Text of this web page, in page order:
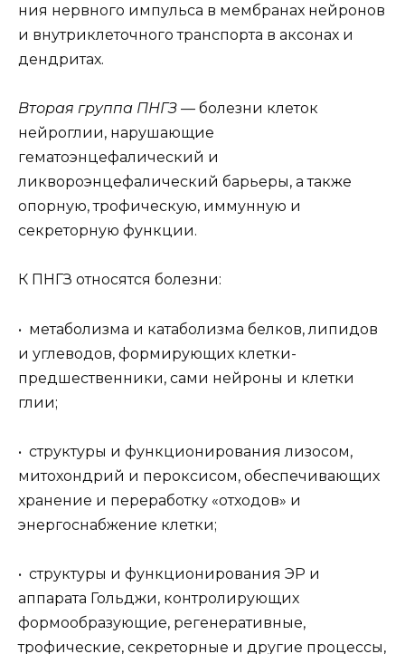
ния нервного импульса в мембранах нейронов
и внутриклеточного транспорта в аксонах и
дендритах.
Вторая группа ПНГЗ — болезни клеток
нейроглии, нарушающие
гематоэнцефалический и
ликвороэнцефалический барьеры, а также
опорную, трофическую, иммунную и
секреторную функции.
К ПНГЗ относятся болезни:
• метаболизма и катаболизма белков, липидов
и углеводов, формирующих клетки-
предшественники, сами нейроны и клетки
глии;
• структуры и функционирования лизосом,
митохондрий и пероксисом, обеспечивающих
хранение и переработку «отходов» и
энергоснабжение клетки;
• структуры и функционирования ЭР и
аппарата Гольджи, контролирующих
формообразующие, регенеративные,
трофические, секреторные и другие процессы,